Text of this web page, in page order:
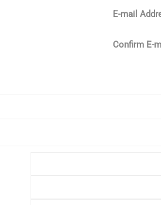
E-mail
Confirm E-